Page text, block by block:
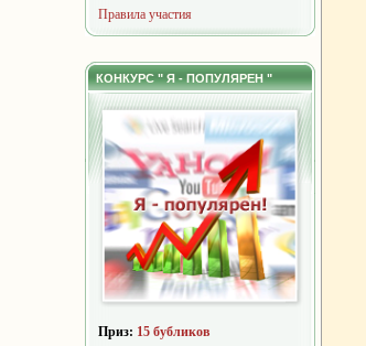
Правила участия
КОНКУРС " Я - ПОПУЛЯРЕН "
Приз: 15 бубликов